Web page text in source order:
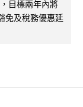
目標兩年內將
免及稅務優惠延